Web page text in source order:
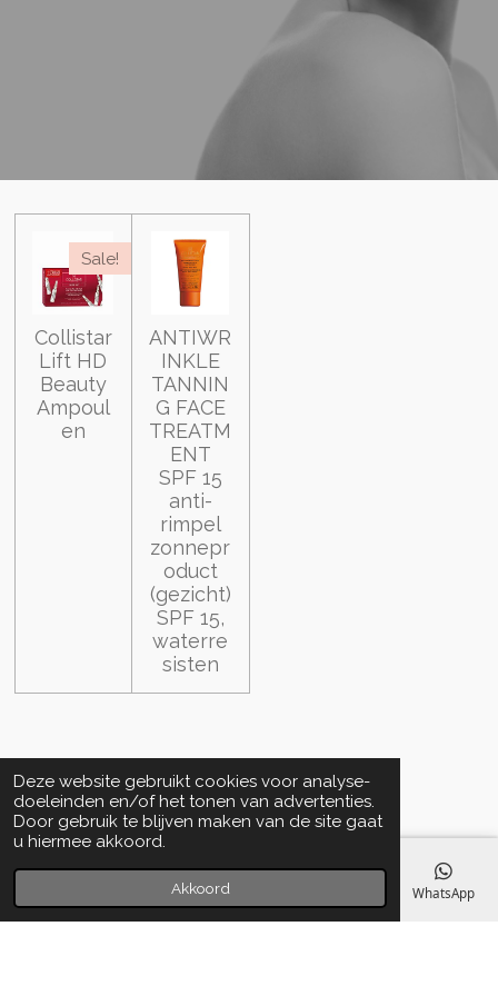
Deze website gebruikt cookies voor analyse-
doeleinden en/of het tonen van advertenties.
Door gebruik te blijven maken van de site gaat
u hiermee akkoord.
Akkoord
Sale!
Collistar
Lift HD
Beauty
Ampoul
en
ANTIWR
INKLE
TANNIN
G FACE
TREATM
ENT
SPF 15
anti-
rimpel
zonnepr
oduct
(gezicht)
SPF 15,
waterre
sisten
Algemene voorwaarden
Telefoonnummer WhatsApp